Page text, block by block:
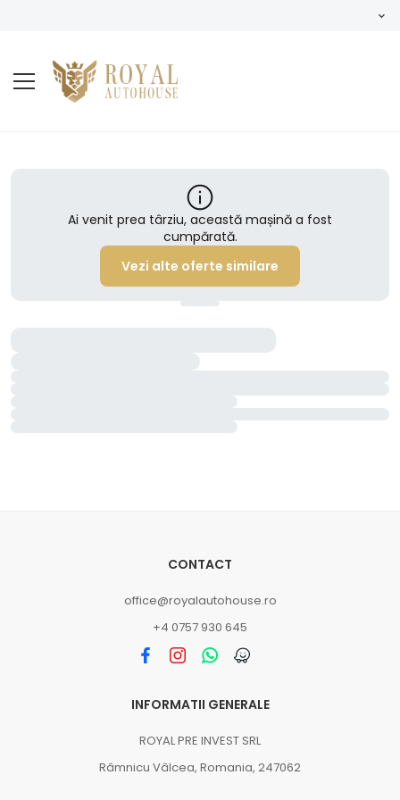
Ai venit prea târziu, această mașină a fost
cumpărată.
Vezi alte oferte similare
CONTACT
office@royalautohouse.ro
+4 0757 930 645
INFORMATII GENERALE
ROYAL PRE INVEST SRL
Râmnicu Vâlcea, Romania, 247062